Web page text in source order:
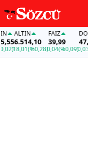
ALTIN
6.514,10
18,01(%0,28)
FAİZ
39,99
0,04(%0,09)0,03